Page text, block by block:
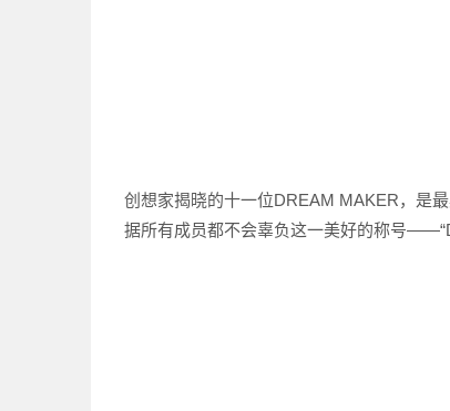
创想家揭晓的十一位DREAM MAKER，是
据所有成员都不会辜负这一美好的称号